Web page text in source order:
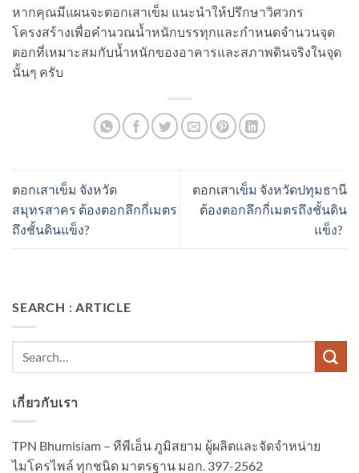
หากคุณมีแผนจะตอกเสาเข็ม แนะนำให้ปรึกษาวิศวกร
โครงสร้างเพื่อคำนวณน้ำหนักบรรทุกและกำหนดจำนวนจุด
ตอกที่เหมาะสมกับน้ำหนักของอาคารและสภาพดินจริงในจุด
นั้นๆ ครับ
ตอกเสาเข็ม จังหวัด
สมุทรสาคร ต้องตอกลึกกี่เมตร
ถึงชั้นดินแข็ง?
ตอกเสาเข็ม จังหวัดปทุมธานี
ต้องตอกลึกกี่เมตรถึงชั้นดิน
แข็ง?
SEARCH : ARTICLE
เกี่ยวกับเรา
TPN Bhumisiam – ทีพีเอ็น ภูมิสยาม ผู้ผลิตและจัดจำหน่าย
ไมโครไพล์ ทุกชนิด มาตรฐาน มอก. 397-2562